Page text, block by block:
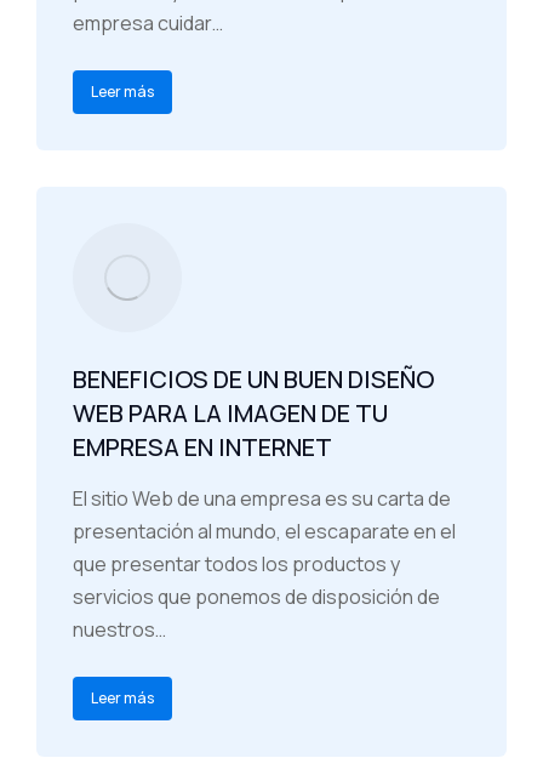
empresa cuidar…
Leer más
BENEFICIOS DE UN BUEN DISEÑO
WEB PARA LA IMAGEN DE TU
EMPRESA EN INTERNET
El sitio Web de una empresa es su carta de
presentación al mundo, el escaparate en el
que presentar todos los productos y
servicios que ponemos de disposición de
nuestros…
Leer más